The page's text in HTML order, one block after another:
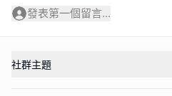
發表第一個留言...
社群主題